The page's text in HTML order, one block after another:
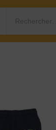
Rechercher…